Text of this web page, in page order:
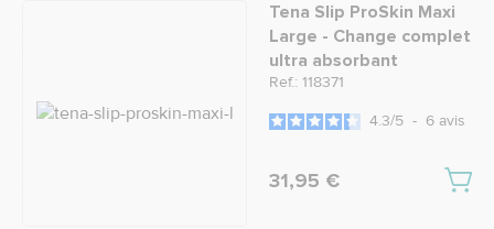
Tena Slip ProSkin Maxi
Large - Change complet
ultra absorbant
Ref.: 118371
4.3/5 - 6 avis
31,95 €